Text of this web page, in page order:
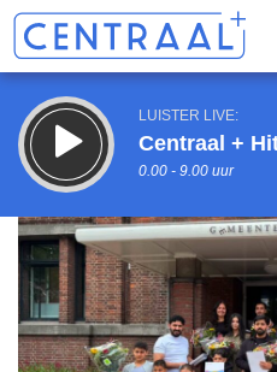
LUISTER LIVE:
Centraal +
0.00 - 9.00 uur
Vorig uur uur 1
Inklappen